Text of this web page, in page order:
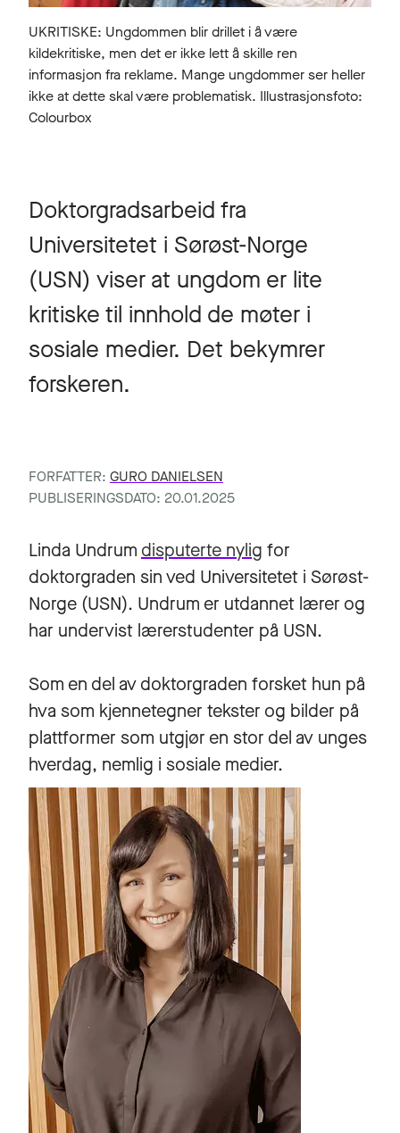
UKRITISKE: Ungdommen blir drillet i å være
kildekritiske, men det er ikke lett å skille ren
informasjon fra reklame. Mange ungdommer ser heller
ikke at dette skal være problematisk. Illustrasjonsfoto:
Colourbox
Doktorgradsarbeid fra
Universitetet i Sørøst-Norge
(USN) viser at ungdom er lite
kritiske til innhold de møter i
sosiale medier. Det bekymrer
forskeren.
FORFATTER: GURO DANIELSEN
PUBLISERINGSDATO: 20.01.2025
Linda Undrum disputerte nylig for
doktorgraden sin ved Universitetet i Sørøst-
Norge (USN). Undrum er utdannet lærer og
har undervist lærerstudenter på USN.
Som en del av doktorgraden forsket hun på
hva som kjennetegner tekster og bilder på
plattformer som utgjør en stor del av unges
hverdag, nemlig i sosiale medier.